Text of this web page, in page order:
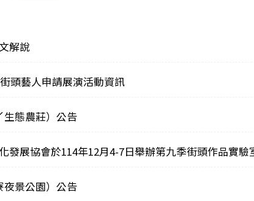
解說
頭藝人申請展演活動資訊
生態農莊）公告
發展協會於114年12月4-7日舉辦第九季街頭作品實驗
夜景公園）公告